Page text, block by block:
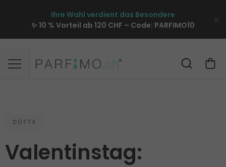
Ihre Wahl verdient das Besondere
✨ 10 % Vorteil ab 120 CHF – Code: PARFIMO10
DÜFTE
Valentinstag: